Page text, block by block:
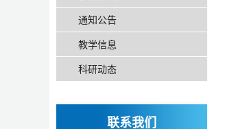
通知公告
教学信息
科研动态
联系我们